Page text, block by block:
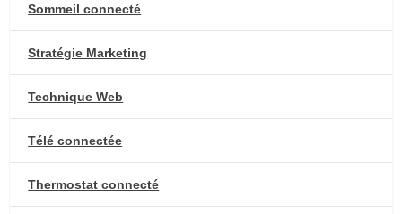
Sommeil connecté
Stratégie Marketing
Technique Web
Télé connectée
Thermostat connecté